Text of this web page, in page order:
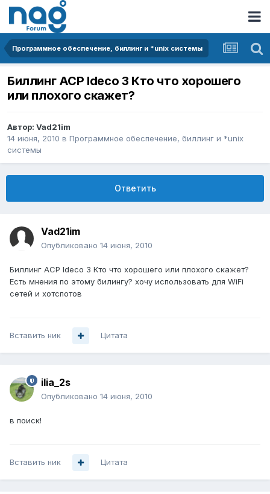
Программное обеспечение, биллинг и *unix системы
Биллинг АСР Ideco 3 Кто что хорошего
или плохого скажет?
Автор: Vad21im
14 июня, 2010 в Программное обеспечение, биллинг и *unix
системы
Ответить
Vad21im
Опубликовано 14 июня, 2010
Биллинг АСР Ideco 3 Кто что хорошего или плохого скажет?
Есть мнения по этому билингу? хочу использовать для WiFi
сетей и хотспотов
Вставить ник Цитата
ilia_2s
Опубликовано 14 июня, 2010
в поиск!
Вставить ник Цитата